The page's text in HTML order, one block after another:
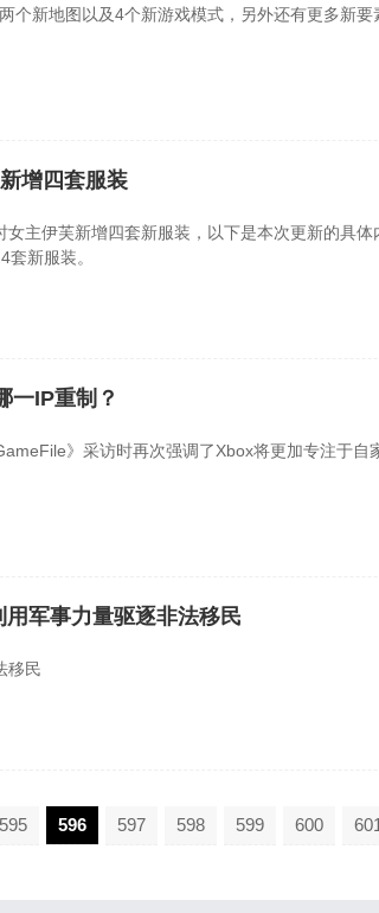
个新地图以及4个新游戏模式，另外还有更多新
增四套服装
主伊芙新增四套新服装，以下是本次更新的具体
新服装。
一IP重制？
》采访时再次强调了Xbox将更加专注于自
军事力量驱逐非法移民
移民
595 596 597 598 599 600 601